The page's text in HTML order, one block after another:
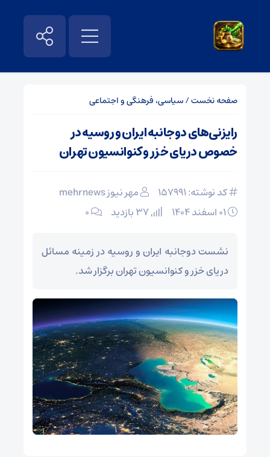
صفحه نخست/سیاسی، فرهنگی و اجتماعی
رایزنی‌های دوجانبه ایران و روسیه در
خصوص دریای خزر و کنوانسیون تهران
کد نوشته: 157991
مهر نیوز mehrnews
۰
نشست دوجانبه ایران و روسیه در زمینه مسائل
دریای خزر و کنوانسیون تهران برگزار شد.